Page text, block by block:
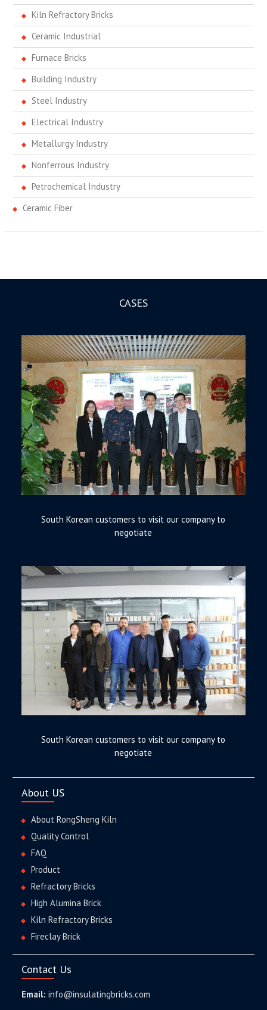
Kiln Refractory Bricks
Ceramic Industrial
Furnace Bricks
Building Industry
Steel Industry
Electrical Industry
Metallurgy Industry
Nonferrous Industry
Petrochemical Industry
Ceramic Fiber
CASES
South Korean customers to visit our company to
negotiate
South Korean customers to visit our company to
negotiate
About US
About RongSheng Kiln
Quality Control
FAQ
Product
Refractory Bricks
High Alumina Brick
Kiln Refractory Bricks
Fireclay Brick
Contact Us
Email: info@insulatingbricks.com